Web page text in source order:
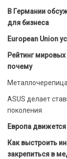
В Германии
для бизнеса
European Union
Рейтинг
почему
ASUS делает
поколения
Европа
Как выстроить
закрепиться в